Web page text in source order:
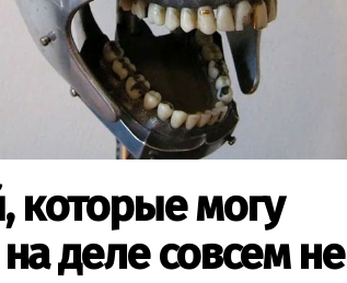
которые могу
деле совсем не